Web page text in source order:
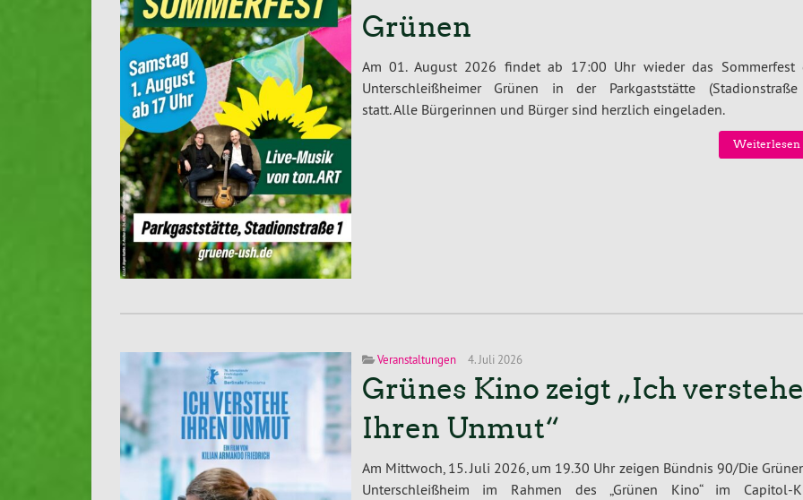
Grünen
Am 01. August 2026 findet ab 17:00 Uhr wieder das Sommerfest
Unterschleißheimer Grünen in der Parkgaststätte
statt. Alle Bürgerinnen und Bürger sind herzlich eingeladen.
Weiterlesen
Veranstaltungen 4. Juli 2026
Grünes Kino zeigt „Ich verstehe
Ihren Unmut“
Am Mittwoch, 15. Juli 2026, um 19.30 Uhr zeigen Bündnis 90/Die
Unterschleißheim im Rahmen des „Grünen Kino“ im Capitol-